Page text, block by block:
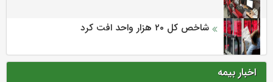
شاخص کل ۲۰ هزار واحد افت کرد
اخبار بیمه